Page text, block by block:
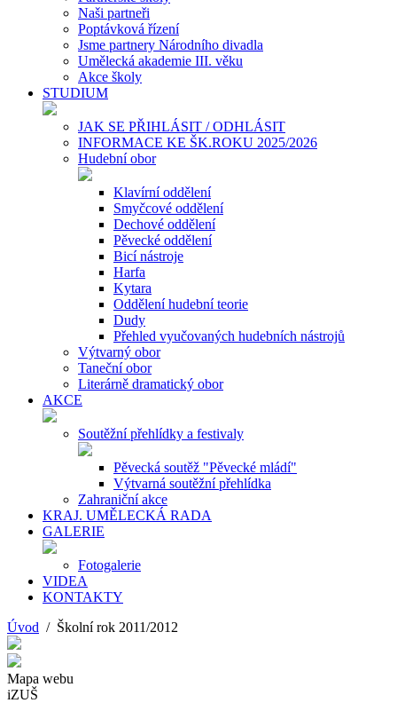
Naši partneři
Poptávková řízení
Jsme partnery Národního divadla
Umělecká akademie III. věku
Akce školy
STUDIUM
JAK SE PŘIHLÁSIT / ODHLÁSIT
INFORMACE KE ŠK.ROKU 2025/2026
Hudební obor
Klavírní oddělení
Smyčcové oddělení
Dechové oddělení
Pěvecké oddělení
Bicí nástroje
Harfa
Kytara
Oddělení hudební teorie
Dudy
Přehled vyučovaných hudebních nástrojů
Výtvarný obor
Taneční obor
Literárně dramatický obor
AKCE
Soutěžní přehlídky a festivaly
Pěvecká soutěž "Pěvecké mládí"
Výtvarná soutěžní přehlídka
Zahraniční akce
KRAJ. UMĚLECKÁ RADA
GALERIE
Fotogalerie
VIDEA
KONTAKTY
Úvod / Školní rok 2011/2012
Mapa webu
iZUŠ